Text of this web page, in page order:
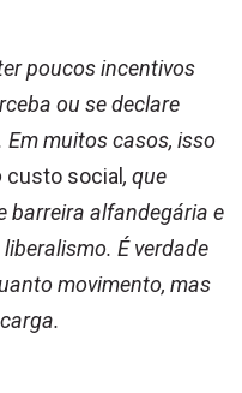
poucos incentivos
ou se declare
muitos casos, isso
custo social, que
barreira alfandegária e
É verdade
movimento, mas